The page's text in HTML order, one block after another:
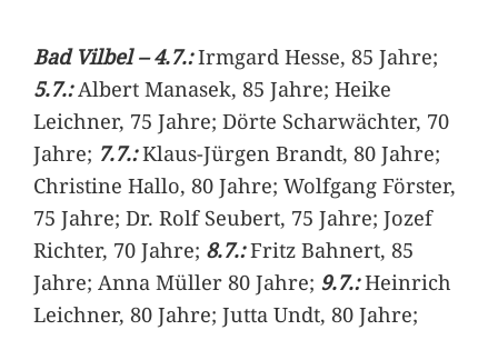
Bad Vilbel – 4.7.:Irmgard Hesse, 85 Jahre;
5.7.:Albert Manasek, 85 Jahre; Heike
Leichner, 75 Jahre; Dörte Scharwächter, 70
Jahre; 7.7.:Klaus-Jürgen Brandt, 80 Jahre;
Christine Hallo, 80 Jahre; Wolfgang Förster,
75 Jahre; Dr. Rolf Seubert, 75 Jahre; Jozef
Richter, 70 Jahre; 8.7.:Fritz Bahnert, 85
Jahre; Anna Müller 80 Jahre; 9.7.:Heinrich
Leichner, 80 Jahre; Jutta Undt, 80 Jahre;